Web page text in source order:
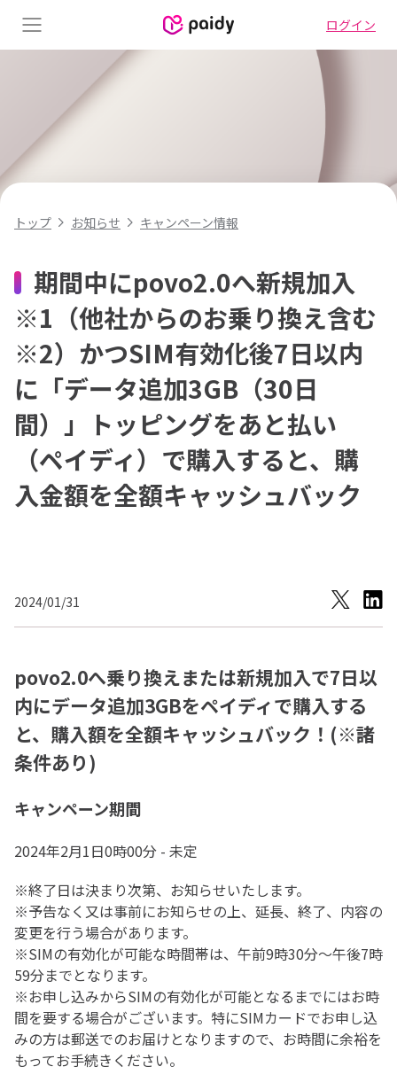
Menu ログイン
トップ お知らせ キャンペーン情報
期間中にpovo2.0へ新規加入
※1（他社からのお乗り換え含む
※2）かつSIM有効化後7日以内
に「データ追加3GB（30日
間）」トッピングをあと払い
（ペイディ）で購入すると、購
入金額を全額キャッシュバック
2024/01/31
povo2.0へ乗り換えまたは新規加入で7日以
内にデータ追加3GBをペイディで購入する
と、購入額を全額キャッシュバック！(※諸
条件あり)
キャンペーン期間
2024年2月1日0時00分 - 未定
※終了日は決まり次第、お知らせいたします。
※予告なく又は事前にお知らせの上、延長、終了、内容の
変更を行う場合があります。
※SIMの有効化が可能な時間帯は、午前9時30分～午後7時
59分までとなります。
※お申し込みからSIMの有効化が可能となるまでにはお時
間を要する場合がございます。特にSIMカードでお申し込
みの方は郵送でのお届けとなりますので、お時間に余裕を
もってお手続きください。